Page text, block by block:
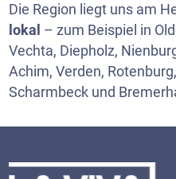
Die Region liegt uns am
lokal – zum Beispiel in
Vechta, Diepholz,
Achim, Verden,
Scharmbeck und